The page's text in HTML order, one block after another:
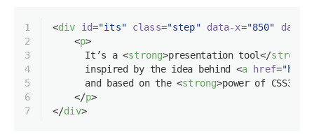
1
2
3
4
5
6
7
<div id="its" class="step" data-x="850"
data-
<p>
      It’s a
<strong>presentation tool</strong
      inspired by the idea behind
<a href=
      and based on the
<strong>power of CSS3
</p>
</div>